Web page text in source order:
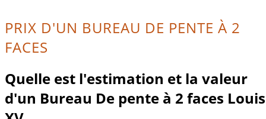
PRIX D'UN BUREAU DE PENTE À 2
FACES
Quelle est l'estimation et la valeur
d'un Bureau De pente à 2 faces Louis